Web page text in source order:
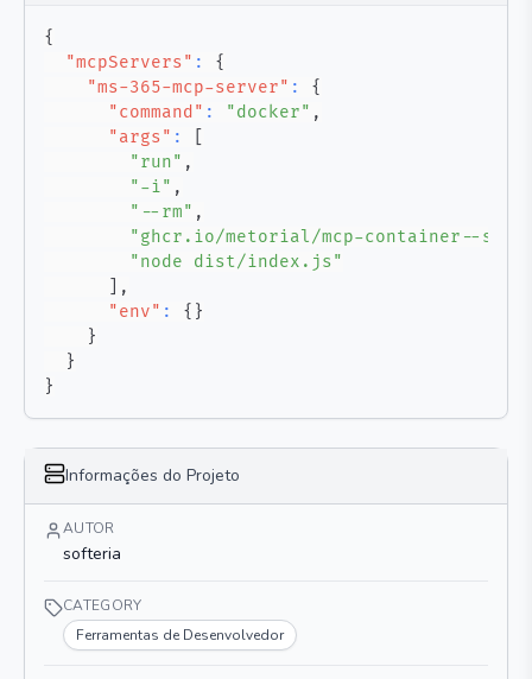
{
"mcpServers" :
{
"ms-365-mcp-server" :
{
"command" : "docker" ,
"args" :
"run" ,
"-i" ,
"--rm" ,
"ghcr.io/metorial/mcp-container--
"node dist/index.js"
,
"env" : { }
}
}
}
Informações do Projeto
AUTOR
softeria
CATEGORY
Ferramentas de Desenvolvedor